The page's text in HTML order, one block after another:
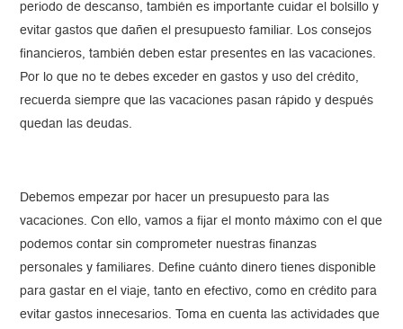
periodo de descanso, también es importante cuidar el bolsillo y
evitar gastos que dañen el presupuesto familiar. Los consejos
financieros, también deben estar presentes en las vacaciones.
Por lo que no te debes exceder en gastos y uso del crédito,
recuerda siempre que las vacaciones pasan rápido y después
quedan las deudas.
Debemos empezar por hacer un presupuesto para las
vacaciones. Con ello, vamos a fijar el monto máximo con el que
podemos contar sin comprometer nuestras finanzas
personales y familiares. Define cuánto dinero tienes disponible
para gastar en el viaje, tanto en efectivo, como en crédito para
evitar gastos innecesarios. Toma en cuenta las actividades que